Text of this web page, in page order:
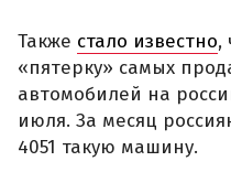
Также стало известно,
«пятерку» самых
автомобилей на
июля. За месяц
4051 такую машину.